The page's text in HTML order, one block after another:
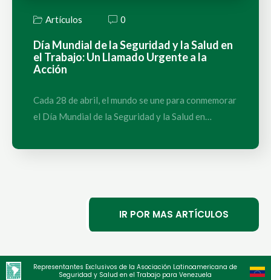
Artículos 0
Día Mundial de la Seguridad y la Salud en
el Trabajo: Un Llamado Urgente a la
Acción
Cada 28 de abril, el mundo se une para conmemorar
el Día Mundial de la Seguridad y la Salud en…
IR POR MAS ARTÍCULOS
Representantes Exclusivos de la Asociación Latinoamericana de
Seguridad y Salud en el Trabajo para Venezuela